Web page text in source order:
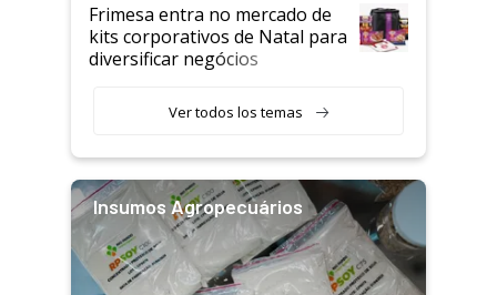
Frimesa entra no mercado de
kits corporativos de Natal para
diversificar negócios
Ver todos los temas
Insumos Agropecuários